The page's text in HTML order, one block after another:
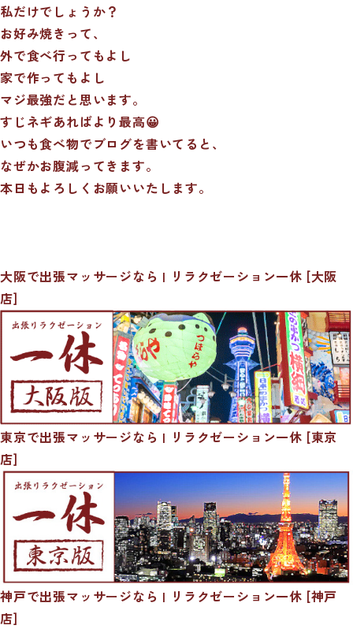
私だけでしょうか？
お好み焼きって、
外で食べ行ってもよし
家で作ってもよし
マジ最強だと思います。
すじネギあればより最高😀
いつも食べ物でブログを書いてると、
なぜかお腹減ってきます。
本日もよろしくお願いいたします。
大阪で出張マッサージなら | リラクゼーション一休 [大阪
店]
東京で出張マッサージなら | リラクゼーション一休 [東京
店]
神戸で出張マッサージなら | リラクゼーション一休 [神戸
店]